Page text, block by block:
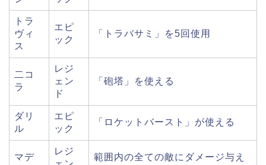
トラ
ヴィ
ス
エピ
ック
「トラバサミ」を5回使用
二コ
ラ
レジ
ェン
ド
「砲塔」を使える
ダリ
ル
エピ
ック
「ロケットバースト」が使える
マデ
レジ
範囲内の全ての敵にダメージ与え